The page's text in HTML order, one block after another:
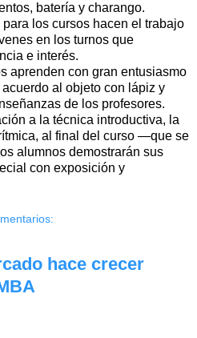
batería y charango.
los cursos hacen el trabajo
en los turnos que
e interés.
aprenden con gran entusiasmo
al objeto con lápiz y
de los profesores.
a la técnica introductiva, la
al final del curso —que se
alumnos demostrarán sus
con exposición y
hace crecer